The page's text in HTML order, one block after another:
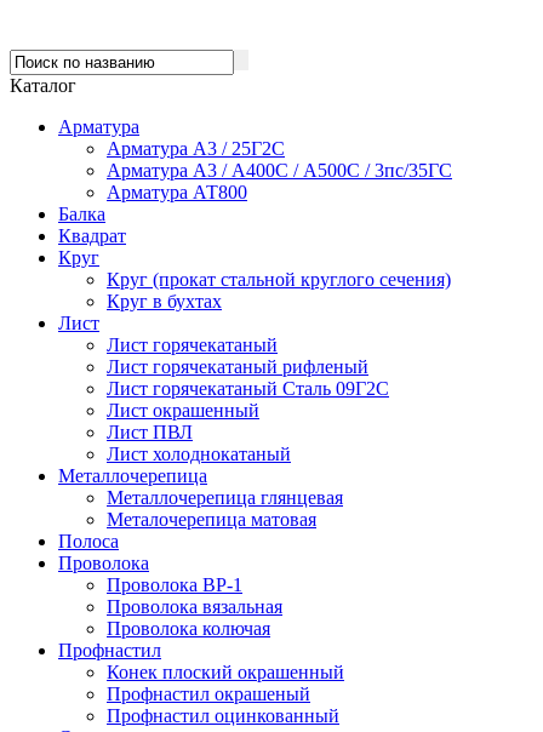
Каталог
Арматура
Арматура А3 / 25Г2С
Арматура А3 / А400С / А500С / 3пс/35ГС
Арматура АТ800
Балка
Квадрат
Круг
Круг (прокат стальной круглого сечения)
Круг в бухтах
Лист
Лист горячекатаный
Лист горячекатаный рифленый
Лист горячекатаный Сталь 09Г2С
Лист окрашенный
Лист ПВЛ
Лист холоднокатаный
Металлочерепица
Металлочерепица глянцевая
Металочерепица матовая
Полоса
Проволока
Проволока ВР-1
Проволока вязальная
Проволока колючая
Профнастил
Конек плоский окрашенный
Профнастил окрашеный
Профнастил оцинкованный